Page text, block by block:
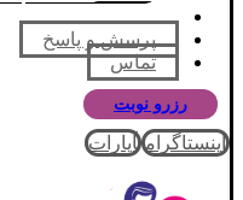
مجله آموزشی
پرسش و پاسخ
تماس
رزرو نوبت
اینستاگرام آپارات